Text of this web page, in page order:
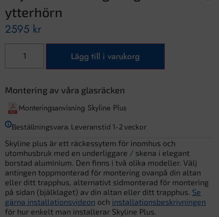
ytterhörn
2595 kr
Lägg till i varukorg
Montering av våra glasräcken
Monteringsanvisning Skyline Plus
Beställningsvara. Leveranstid 1-2 veckor
Skyline plus är ett räckessytem för inomhus och
utomhusbruk med en underliggare / skena i elegant
borstad aluminium. Den finns i två olika modeller. Välj
antingen toppmonterad för montering ovanpå din altan
eller ditt trapphus, alternativt sidmonterad för montering
på sidan (bjälklaget) av din altan eller ditt trapphus. Se
gärna installationsvideon och installationsbeskrivningen
för hur enkelt man installerar Skyline Plus.